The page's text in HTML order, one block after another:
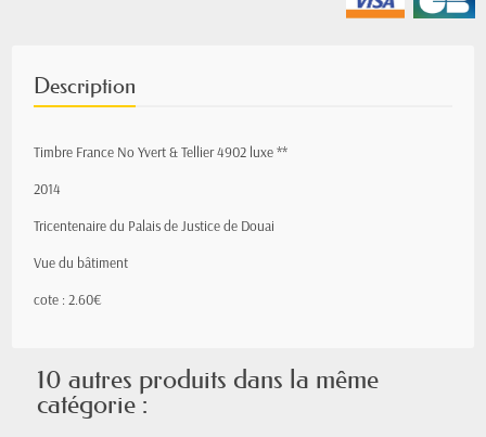
Description
Timbre France No Yvert & Tellier 4902 luxe **
2014
Tricentenaire du Palais de Justice de Douai
Vue du bâtiment
cote : 2.60€
10 autres produits dans la même
catégorie :